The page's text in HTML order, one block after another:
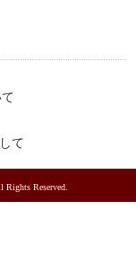
て
Rights Reserved.